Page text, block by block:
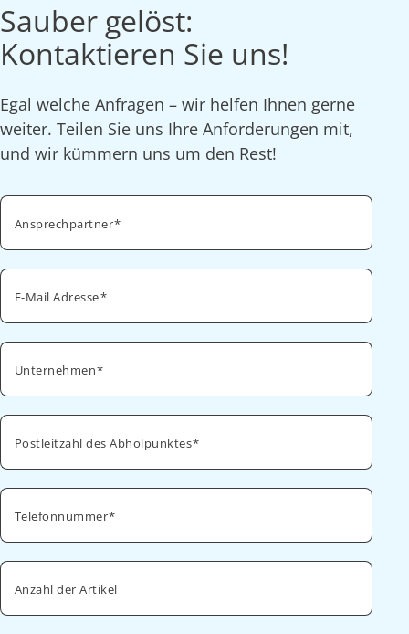
Sauber gelöst:
Kontaktieren Sie uns!
Egal welche Anfragen – wir helfen Ihnen gerne
weiter. Teilen Sie uns Ihre Anforderungen mit,
und wir kümmern uns um den Rest!
Ansprechpartner
E-Mail Adresse
Unternehmen
Postleitzahl des Abholpunktes
Telefonnummer
Anzahl der Artikel